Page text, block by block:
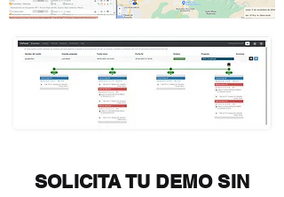
SOLICITA TU DEMO SIN